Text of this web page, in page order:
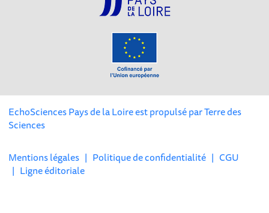
EchoSciences Pays de la Loire est propulsé parTerre des
Sciences
Mentions légales | Politique de confidentialité | CGU
| Ligne éditoriale